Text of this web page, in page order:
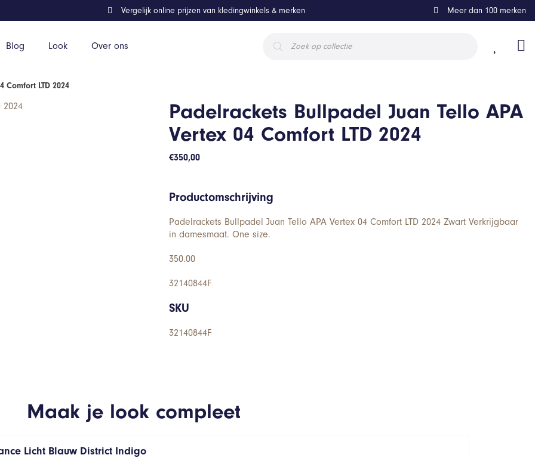
Blog Look Over ons
zoeken
Vergelijk online prijzen van kledingwinkels & merken Meer dan 100 merken
LTD 2024
Padelrackets Bullpadel Juan Tello APA
Vertex 04 Comfort LTD 2024
€350,00
Productomschrijving
Padelrackets Bullpadel Juan Tello APA Vertex 04 Comfort LTD 2024 Zwart Verkrijgbaar
in damesmaat. One size.
350.00
32140844F
SKU
32140844F
Maak je look compleet
Licht Blauw District Indigo